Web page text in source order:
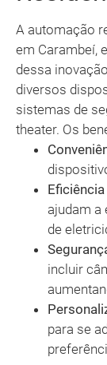
A automação
em Carambeí,
dessa
diversos
sistemas de
theater. Os
ajudam a
de
incluir
para se